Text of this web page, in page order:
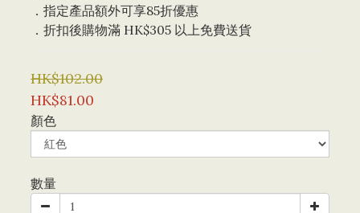
．指定產品額外可享85折優惠
．折扣後購物滿 HK$305 以上免費送貨
HK$102.00
HK$81.00
顏色
數量